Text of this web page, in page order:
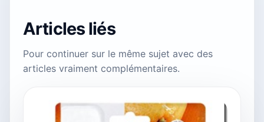
Articles liés
Pour continuer sur le même sujet avec des
articles vraiment complémentaires.